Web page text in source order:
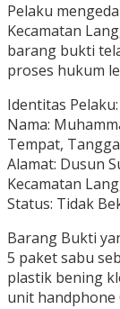
Pelaku
Kecamatan
barang bukti
proses hukum
Identitas Pelaku:
Nama:
Tempat,
Alamat: Dusun
Kecamatan
Status: Tidak
Barang Bukti
5 paket sabu
plastik bening
unit handphone